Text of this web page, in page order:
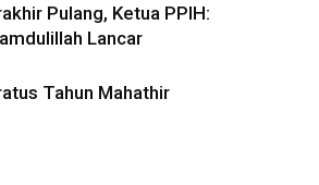
Pulang, Ketua PPIH:
Lancar
Tahun Mahathir